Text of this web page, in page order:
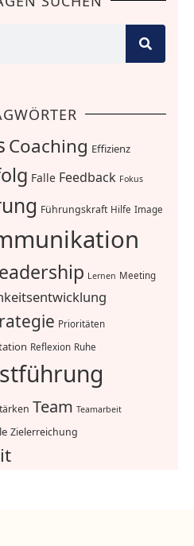
Coaching Effizienz
Falle Feedback Fokus
Führungskraft Hilfe Image
Lernen Meeting
Prioritäten
Reflexion Ruhe
Team Teamarbeit
Zielerreichung